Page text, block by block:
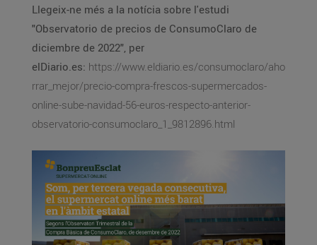
Llegeix-ne més a la notícia sobre l'estudi
"Observatorio de precios de ConsumoClaro de
diciembre de 2022", per
elDiario.es: https://www.eldiario.es/consumoclaro/aho
rrar_mejor/precio-compra-frescos-supermercados-
online-sube-navidad-56-euros-respecto-anterior-
observatorio-consumoclaro_1_9812896.html